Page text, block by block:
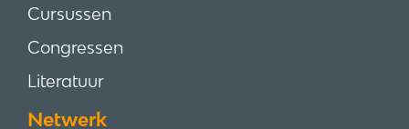
Cursussen
Congressen
Literatuur
Netwerk